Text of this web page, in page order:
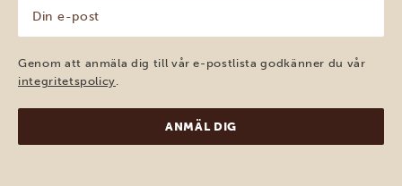
post
(Obligatoriskt)
Genom att anmäla dig till vår e-postlista godkänner du vår
integritetspolicy.